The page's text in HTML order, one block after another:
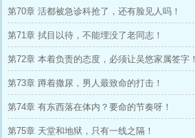
第70章 活都被急诊科抢了，还有脸见人吗！
第71章 拭目以待，不能埋没了老同志！
第72章 本着负责的态度，必须让吴悠家属签字！
第73章 蹲着撒尿，男人最致命的打击！
第74章 有东西落在体内？要命的节奏呀！
第75章 天堂和地狱，只有一线之隔！